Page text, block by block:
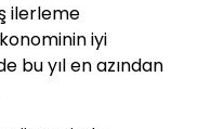
ilerleme
iyi
bu yıl en azından